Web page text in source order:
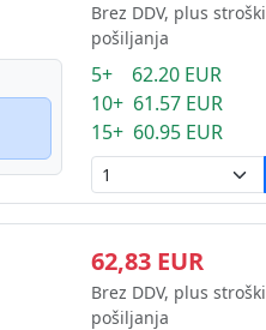
Brez DDV, plus stroški
pošiljanja
5+ 62.20 EUR
10+ 61.57 EUR
15+ 60.95 EUR
62,83 EUR
Brez DDV, plus stroški
pošiljanja